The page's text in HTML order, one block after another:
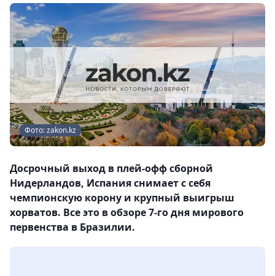
Фото: zakon.kz
Досрочный выход в плей-офф сборной
Нидерландов, Испания снимает с себя
чемпионскую корону и крупный выигрыш
хорватов. Все это в обзоре 7-го дня мирового
первенства в Бразилии.